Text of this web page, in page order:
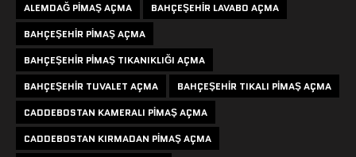
ALEMDAĞ PIMAŞ AÇMA
BAHÇEŞEHIR LAVABO AÇMA
BAHÇEŞEHIR PIMAŞ AÇMA
BAHÇEŞEHIR PIMAŞ TIKANIKLIĞI AÇMA
BAHÇEŞEHIR TUVALET AÇMA
BAHÇEŞEHIR TIKALI PIMAŞ AÇMA
CADDEBOSTAN KAMERALI PIMAŞ AÇMA
CADDEBOSTAN KIRMADAN PIMAŞ AÇMA